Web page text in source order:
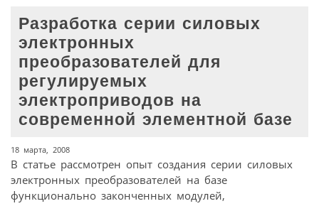
Разработка серии силовых
электронных
преобразователей для
регулируемых
электроприводов на
современной элементной базе
18 марта, 2008
В статье рассмотрен опыт создания серии силовых
электронных преобразователей на базе
функционально законченных модулей,